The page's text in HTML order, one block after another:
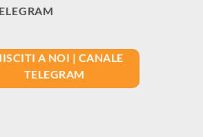
A NOI | CANALE
TELEGRAM